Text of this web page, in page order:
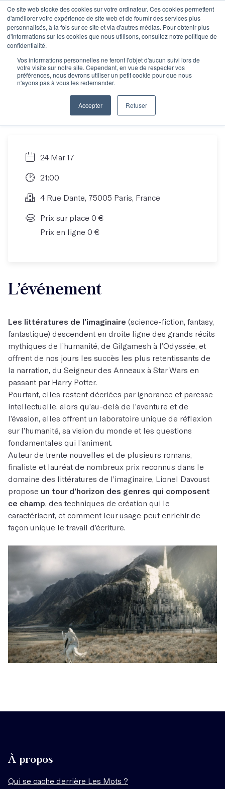
Ce site web stocke des cookies sur votre ordinateur. Ces cookies permettent
d'améliorer votre expérience de site web et de fournir des services plus
personnalisés, à la fois sur ce site et via d'autres médias. Pour obtenir plus
d'informations sur les cookies que nous utilisons, consultez notre politique de
confidentialité.
Vos informations personnelles ne feront l'objet d'aucun suivi lors de
votre visite sur notre site. Cependant, en vue de respecter vos
préférences, nous devrons utiliser un petit cookie pour que nous
n'ayons pas à vous les redemander.
Accepter Refuser
Plongée dans les
littératures de
l'imaginaire !
24 Mar 17
21:00
4 Rue Dante, 75005 Paris, France
Prix sur place 0 €
Prix en ligne 0 €
L’événement
Les littératures de l’imaginaire (science-fiction, fantasy,
fantastique) descendent en droite ligne des grands récits
mythiques de l’humanité, de Gilgamesh à l’Odyssée, et
offrent de nos jours les succès les plus retentissants de
la narration, du Seigneur des Anneaux à Star Wars en
passant par Harry Potter.
Pourtant, elles restent décriées par ignorance et paresse
intellectuelle, alors qu’au-delà de l’aventure et de
l’évasion, elles offrent un laboratoire unique de réflexion
sur l’humanité, sa vision du monde et les questions
fondamentales qui l’animent.
Auteur de trente nouvelles et de plusieurs romans,
finaliste et lauréat de nombreux prix reconnus dans le
domaine des littératures de l’imaginaire, Lionel Davoust
propose un tour d’horizon des genres qui composent
ce champ, des techniques de création qui le
caractérisent, et comment leur usage peut enrichir de
façon unique le travail d’écriture.
À propos
Qui se cache derrière Les Mots ?